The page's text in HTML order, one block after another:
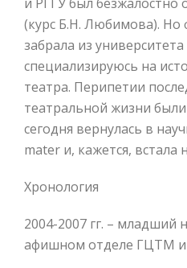
(курс Б.Н. Любимова). Но
забрала из
специализируюсь на
театра. Перипетии
театральной жизни
сегодня вернулась в
mater и, кажется, встала
Хронология
2004-2007 гг. – младший
афишном отделе ГЦТМ